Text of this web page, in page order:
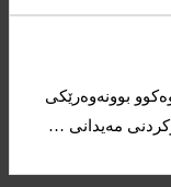
بوونەوەرێکی
مەیدانی …